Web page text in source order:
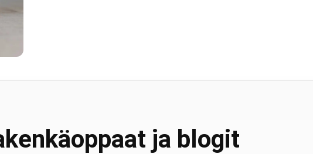
ja blogit